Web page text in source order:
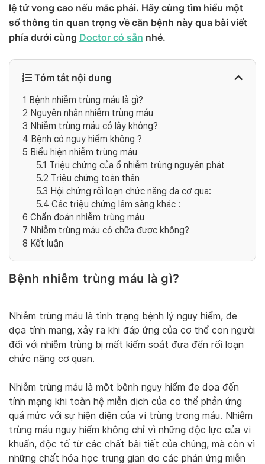
lệ tử vong cao nếu mắc phải. Hãy cùng tìm hiểu một
số thông tin quan trọng về căn bệnh này qua bài viết
phía dưới cùng Doctor có sẵn nhé.
Tóm tắt nội dung
1 Bệnh nhiễm trùng máu là gì?
2 Nguyên nhân nhiễm trùng máu
3 Nhiễm trùng máu có lây không?
4 Bệnh có nguy hiểm không ?
5 Biểu hiện nhiễm trùng máu
5.1 Triệu chứng của ổ nhiễm trùng nguyên phát
5.2 Triệu chứng toàn thân
5.3 Hội chứng rối loạn chức năng đa cơ qua:
5.4 Các triệu chứng lâm sàng khác :
6 Chẩn đoán nhiễm trùng máu
7 Nhiễm trùng máu có chữa được không?
8 Kết luận
Bệnh nhiễm trùng máu là gì?
Nhiễm trùng máu là tình trạng bệnh lý nguy hiểm, đe
dọa tính mạng, xảy ra khi đáp ứng của cơ thể con người
đối với nhiễm trùng bị mất kiểm soát đưa đến rối loạn
chức năng cơ quan.
Nhiễm trùng máu là một bệnh nguy hiểm đe dọa đến
tính mạng khi toàn hệ miễn dịch của cơ thể phản ứng
quá mức với sự hiện diện của vi trùng trong máu. Nhiễm
trùng máu nguy hiểm không chỉ vì những độc lực của vi
khuẩn, độc tố từ các chất bài tiết của chúng, mà còn vì
những chất hóa học trung gian do các phán ứng miễn